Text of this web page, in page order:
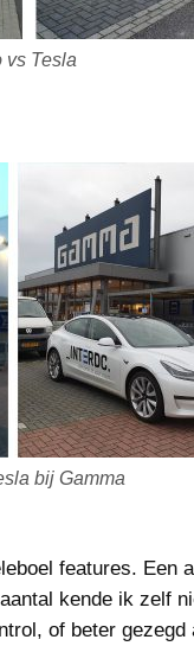
vs Tesla
bij Gamma
features. Een
kende ik zelf
of beter gezegd